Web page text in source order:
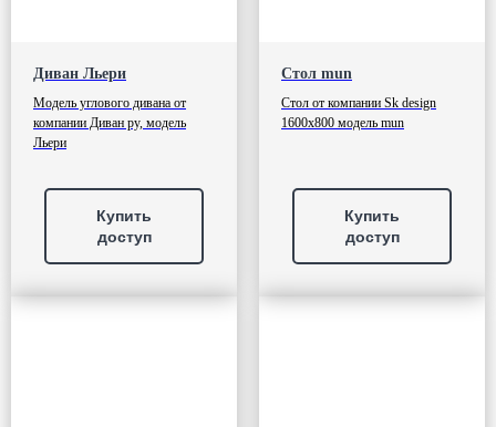
Диван Льери
Модель углового дивана от
компании Диван ру, модель
Льери
Купить
доступ
Стол mun
Стол от компании Sk design
1600х800 модель mun
Купить
доступ